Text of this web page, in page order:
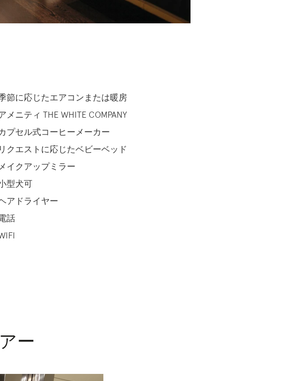
節に応じたエアコンまたは暖房
アメニティ THE WHITE COMPANY
プセル式コーヒーメーカー
リクエストに応じたベビーベッド
イクアップミラー
型犬可
アドライヤー
話
ー